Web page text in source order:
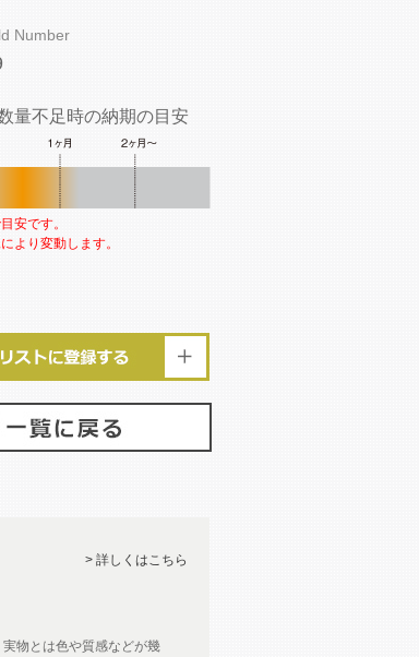
Number
量不足時の納期の目安
安です。
より変動します。
> 詳しくはこちら
物とは色や質感などが幾